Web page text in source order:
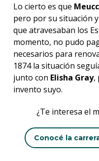
Lo cierto es que
pero por su situación
que atravesaban los
momento, no pudo
necesarios para
1874 la situación
junto con Elisha Gray,
invento suyo.
¿Te interesa el
Conocé la